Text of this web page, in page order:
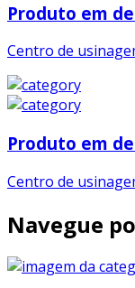
Produto em
Centro de
Produto em
Centro de
Navegue